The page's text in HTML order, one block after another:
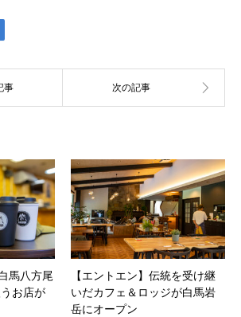
馬八方尾
お店が
【エントエン】伝統を受け継
いだカフェ＆ロッジが白馬岩
岳にオープン